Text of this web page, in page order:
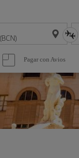
Pagar con Avios